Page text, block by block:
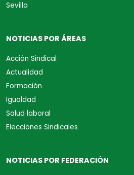
Sevilla
NOTICIAS POR ÁREAS
Acción Sindical
Actualidad
Formación
Igualdad
Salud laboral
Elecciones Sindicales
NOTICIAS POR FEDERACIÓN